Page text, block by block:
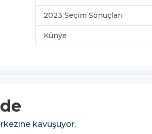
2023 Seçim Sonuçları
Künye
kavuşuyor.